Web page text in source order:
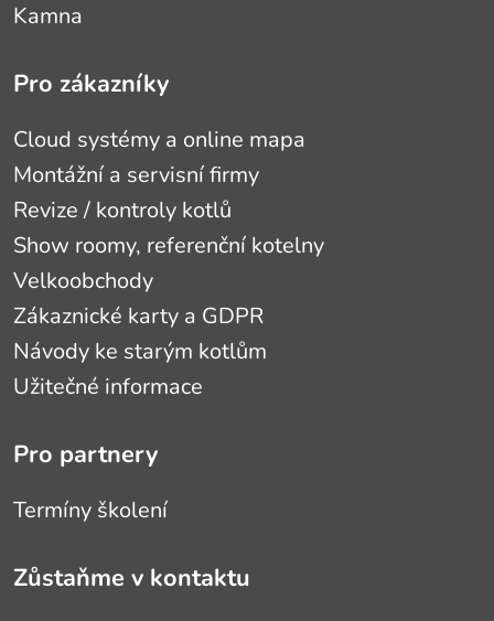
Kamna
Pro zákazníky
Cloud systémy a online mapa
Montážní a servisní firmy
Revize / kontroly kotlů
Show roomy, referenční kotelny
Velkoobchody
Zákaznické karty a GDPR
Návody ke starým kotlům
Užitečné informace
Pro partnery
Termíny školení
Zůstaňme v kontaktu